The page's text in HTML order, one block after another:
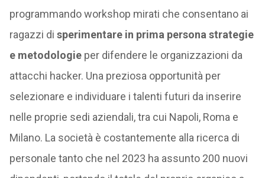
programmando workshop mirati che consentano ai
ragazzi di sperimentare in prima persona strategie
e metodologieper difendere le organizzazioni da
attacchi hacker. Una preziosa opportunità per
selezionare e individuare i talenti futuri da inserire
nelle proprie sedi aziendali, tra cui Napoli, Roma e
Milano. La società è costantemente alla ricerca di
personale tanto che nel 2023 ha assunto 200 nuovi